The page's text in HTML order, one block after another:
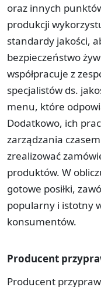
oraz innych
produkcji
standardy jakości,
bezpieczeństwo
współpracuje z
specjalistów ds.
menu, które
Dodatkowo, ich
zarządzania
zrealizować
produktów. W
gotowe posiłki,
popularny i istotny
konsumentów.
Producent
Producent